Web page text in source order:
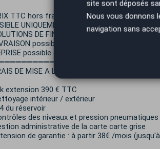
TTC hors frais de mise à la route et carte
UNIQUEMENT SUR RENDEZ-VOUS
DE FINANCEMENT : possible de 12 à
possible dans toute la France à
possible de votre ancien véhicule.
DE MISE A LA ROUTE :
extension 390 € TTC
intérieur / extérieur
du réservoir
des niveaux et pression pneumatiques
administrative de la carte carte grise
de garantie : à partir 38€ /mois
site sont déposés
Nous vous donnons
navigation sans